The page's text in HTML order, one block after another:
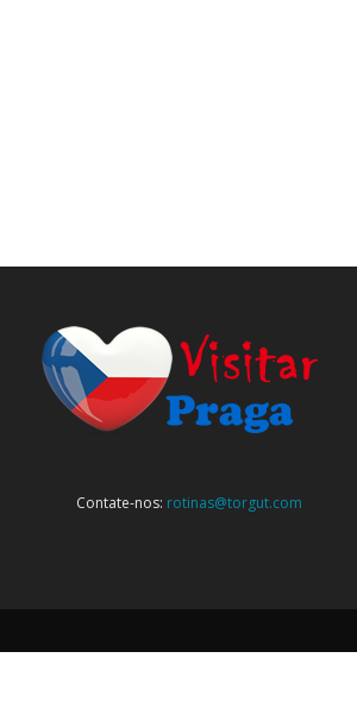
Contate-nos: rotinas@torgut.com